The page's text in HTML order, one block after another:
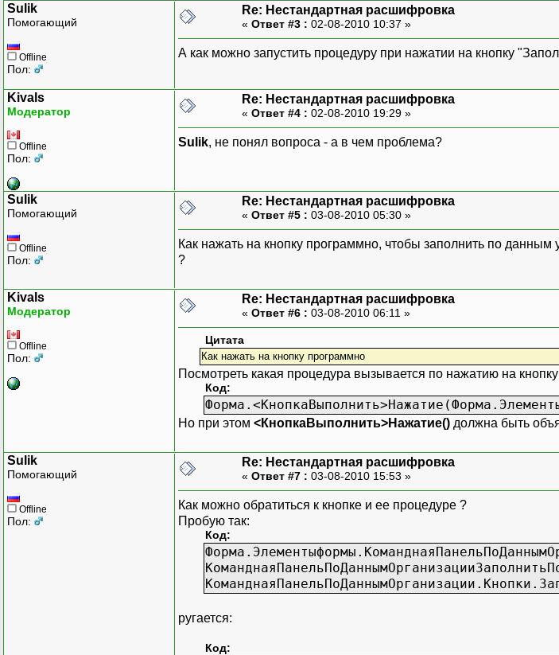
Sulik
Помогающий
Offline
Пол:
Re: Нестандартная расшифровка
« Ответ #3 : 02-08-2010 10:37 »
А как можно запустить процедуру при нажатии на кнопку
Kivals
Модератор
Offline
Пол:
Re: Нестандартная расшифровка
« Ответ #4 : 02-08-2010 19:29 »
Sulik, не понял вопроса - а в чем проблема?
Sulik
Помогающий
Offline
Пол:
Re: Нестандартная расшифровка
« Ответ #5 : 03-08-2010 05:30 »
Как нажать на кнопку программно, чтобы заполнить по данным
?
Kivals
Модератор
Offline
Пол:
Re: Нестандартная расшифровка
« Ответ #6 : 03-08-2010 06:11 »
Цитата
Как нажать на кнопку программно
Посмотреть какая процедура вызывается по нажатию на
Код:
Но при этом <КнопкаВыполнить>Нажатие() должна быть
Sulik
Помогающий
Offline
Пол:
Re: Нестандартная расшифровка
« Ответ #7 : 03-08-2010 15:53 »
Как можно обратиться к кнопке и ее процедуре ?
Пробую так:
Код:
ругается:
Код: